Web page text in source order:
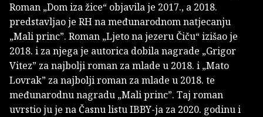
Roman „Dom iza žice“ objavila je 2017., a 2018.
predstavljao je RH na međunarodnom natjecanju
„Mali princ”. Roman „Ljeto na jezeru Čiču“ izišao je
2018. i za njega je autorica dobila nagrade „Grigor
Vitez” za najbolji roman za mlade u 2018. i „Mato
Lovrak” za najbolji roman za mlade u 2018. te
međunarodnu nagradu „Mali princ”. Taj roman
uvrstio ju je na Časnu listu IBBY-ja za 2020. godinu i